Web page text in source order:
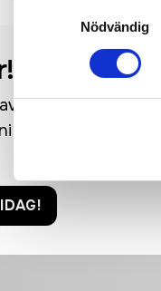
Nödvändig
oss när ni
har era nya